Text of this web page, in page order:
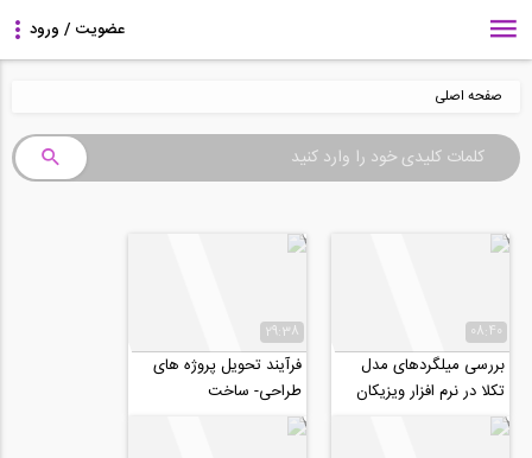
صفحه اصلی
08:40
بررسی میلگردهای مدل
تکلا در نرم افزار ویزیکان
(ترجمه و زیرنوس
اختصاصی موسسه ۸۰۸)
29:38
فرآیند تحویل پروژه های
طراحی- ساخت